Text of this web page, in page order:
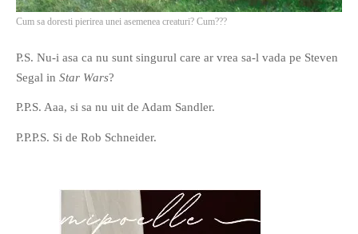
Cum sa doresti pierirea unei asemenea creaturi? Cum???
P.S. Nu-i asa ca nu sunt singurul care ar vrea sa-l vada pe Steven
Segal in Star Wars?
P.P.S. Aaa, si sa nu uit de Adam Sandler.
P.P.P.S. Si de Rob Schneider.